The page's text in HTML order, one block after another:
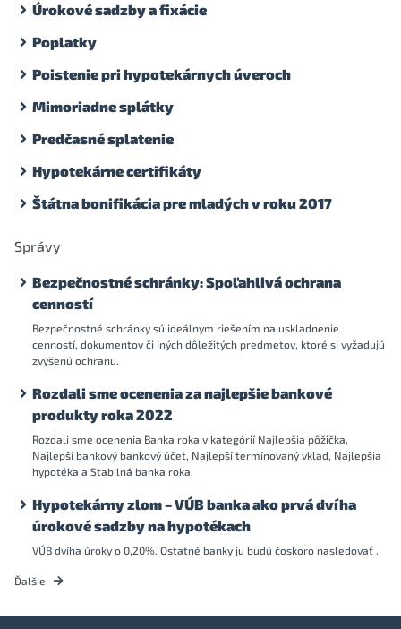
Úrokové sadzby a fixácie
Poplatky
Poistenie pri hypotekárnych úveroch
Mimoriadne splátky
Predčasné splatenie
Hypotekárne certifikáty
Štátna bonifikácia pre mladých v roku 2017
Správy
Bezpečnostné schránky: Spoľahlivá ochrana
cenností
Bezpečnostné schránky sú ideálnym riešením na uskladnenie
cenností, dokumentov či iných dôležitých predmetov, ktoré si vyžadujú
zvýšenú ochranu.
Rozdali sme ocenenia za najlepšie bankové
produkty roka 2022
Rozdali sme ocenenia Banka roka v kategórií Najlepšia pôžička,
Najlepší bankový bankový účet, Najlepší termínovaný vklad, Najlepšia
hypotéka a Stabilná banka roka.
Hypotekárny zlom – VÚB banka ako prvá dvíha
úrokové sadzby na hypotékach
VÚB dvíha úroky o 0,20%. Ostatné banky ju budú čoskoro nasledovať .
Ďalšie